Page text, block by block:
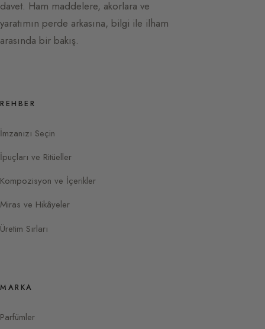
davet. Ham maddelere, akorlara ve
yaratımın perde arkasına, bilgi ile ilham
arasında bir bakış.
REHBER
İmzanızı Seçin
İpuçları ve Ritüeller
Kompozisyon ve İçerikler
Miras ve Hikâyeler
Üretim Sırları
MARKA
Parfümler